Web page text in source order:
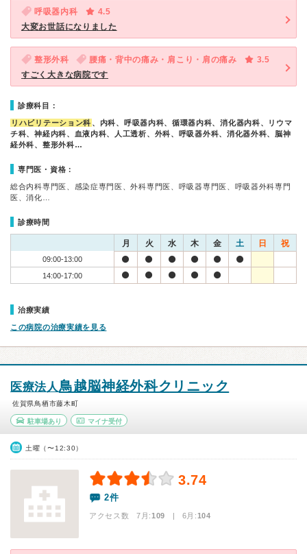
呼吸器内科
4.5
大変お世話になりました
整形外科 腰痛・背中の痛み・肩こり・肩の痛み
3.5
すごく大きな病院です
診療科目：
リハビリテーション科 、内科、呼吸器内科、循環器内科、消化器内科、リウマ
チ科、神経内科、血液内科、人工透析、外科、呼吸器外科、消化器外科、脳神
経外科、整形外科…
専門医・資格：
総合内科専門医、感染症専門医、外科専門医、呼吸器専門医、呼吸器外科専門
医、消化…
診療時間
月 火 水 木 金 土 日 祝
09:00-13:00
14:00-17:00
治療実績
この病院の治療実績を見る
医療法人鳥越脳神経外科クリニック
佐賀県鳥栖市藤木町
駐車場あり マイナ受付
土曜（〜12:30）
3.74
2件
アクセス数 7月:109 | 6月:104